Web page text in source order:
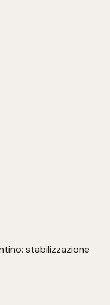
stabilizzazione